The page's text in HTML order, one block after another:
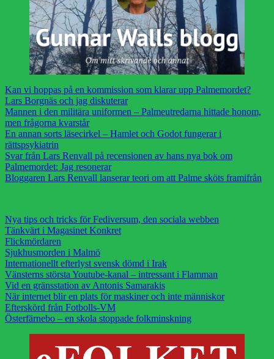
Kan vi hoppas på en kommission som klarar upp Palmemordet?
Lars Borgnäs och jag diskuterar
Mannen i den militära uniformen – Palmeutredarna hittade honom,
men frågorna kvarstår
En annan sorts läsecirkel – Hamlet och Godot fungerar i
rättspsykiatrin
Svar från Lars Renvall på recensionen av hans nya bok om
Palmemordet: Jag resonerar
Bloggaren Lars Renvall lanserar teori om att Palme sköts framifrån
Nya tips och tricks för Fediversum, den sociala webben
Tänkvärt i Magasinet Konkret
Flickmördaren
Sjukhusmorden i Malmö
Internationellt efterlyst svensk dömd i Irak
Vänsterns största Youtube-kanal – intressant i Flamman
Vid en gränsstation av Antonis Samarakis
När internet blir en plats för maskiner och inte människor
Efterskörd från Fotbolls-VM
Österfärnebo – en skola stoppade folkminskning